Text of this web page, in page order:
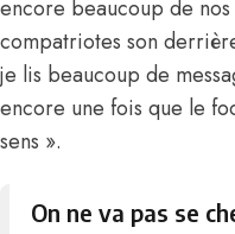
encore beaucoup de
compatriotes son
je lis beaucoup de
encore une fois que le
sens ».
On ne va pas se